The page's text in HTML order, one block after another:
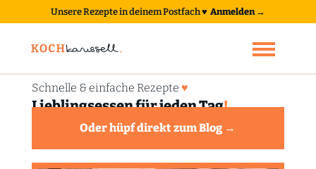
Unsere Rezepte in deinem Postfach♥ Anmelden →
Schnelle & einfache Rezepte ♥
Lieblingsessen für jeden Tag!
Oder hüpf direkt zum Blog →